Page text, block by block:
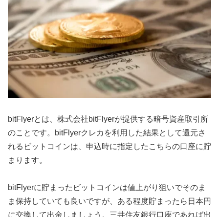
bitFlyerとは、株式会社bitFlyerが提供する暗号資産取引所
のことです。bitFlyerクレカを利用した結果として還元さ
れるビットコインは、申込時に指定したこちらの口座に貯
まります。
bitFlyerに貯まったビットコインは値上がり狙いでそのま
ま保持していても良いですが、ある程度貯まったら日本円
に交換して出金しましょう。三井住友銀行口座であれば出